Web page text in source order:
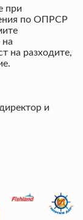
при
по ОПРСР
на
на разходите,
и